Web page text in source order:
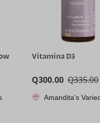
Vitamina D3
Q335.00
Q300.00
Amandita's